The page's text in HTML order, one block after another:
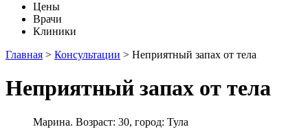
Цены
Врачи
Клиники
Главная > Консультации > Неприятный запах от тела
Неприятный запах от тела
Марина. Возраст: 30, город: Тула